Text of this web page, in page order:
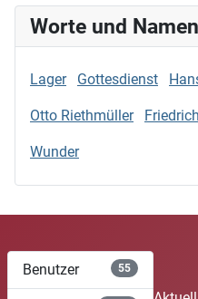
Worte und
Lager Gottesdienst
Otto Riethmüller
Wunder
Benutzer 55